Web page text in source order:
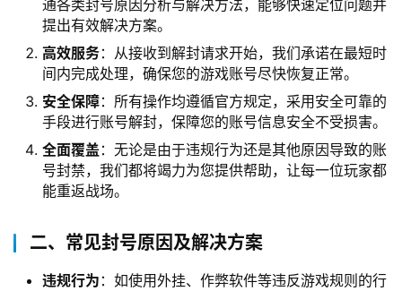
通各类封号原因分析与解决方法，能够快速定位问题并
提出有效解决方案。
高效服务：从接收到解封请求开始，我们承诺在最短时
间内完成处理，确保您的游戏账号尽快恢复正常。
安全保障：所有操作均遵循官方规定，采用安全可靠的
手段进行账号解封，保障您的账号信息安全不受损害。
全面覆盖 ：无论是由于违规行为还是其他原因导致的账
号封禁，我们都将竭力为您提供帮助，让每一位玩家都
能重返战场。
二、常见封号原因及解决方案
违规行为 ：如使用外挂、作弊软件等违反游戏规则的行